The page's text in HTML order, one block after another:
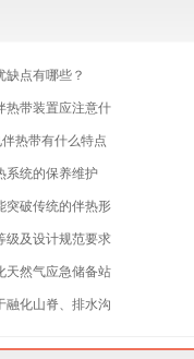
缺点有哪些？
热带装置应注意什
热带有什么特点
系统的保养维护
突破传统的伴热形
级及设计规范要求
天然气应急储备站
融化山脊、排水沟